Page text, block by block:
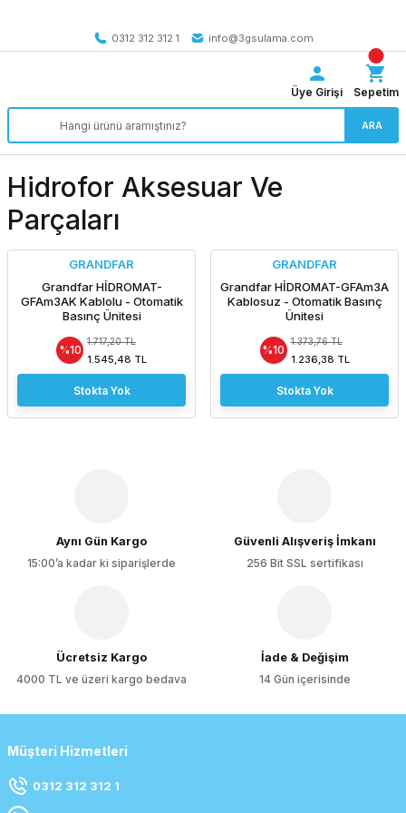
0312 312 312 1
info@3gsulama.com
ARA
Üye Girişi Sepetim
Hidrofor Aksesuar Ve
Parçaları
GRANDFAR
Grandfar HİDROMAT-
GFAm3AK Kablolu - Otomatik
Basınç Ünitesi
%10
1.717,20 TL
1.545,48 TL
Stokta Yok
GRANDFAR
Grandfar HİDROMAT-GFAm3A
Kablosuz - Otomatik Basınç
Ünitesi
%10
1.373,76 TL
1.236,38 TL
Stokta Yok
Aynı Gün Kargo
15:00’a kadar ki siparişlerde
Güvenli Alışveriş İmkanı
256 Bit SSL sertifikası
Ücretsiz Kargo
4000 TL ve üzeri kargo bedava
İade & Değişim
14 Gün içerisinde
Müşteri Hizmetleri
0312 312 312 1